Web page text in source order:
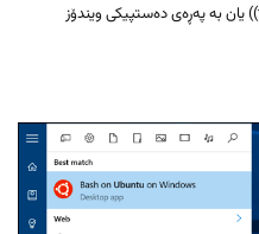
دەتوانن بیکێشنە نێو شریتی ئەرک((taskbar)) یان بە پەڕەی دەستپیکی ویندۆز